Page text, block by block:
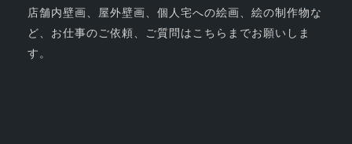
店舗内壁画、屋外壁画、個人宅への絵画、絵の制作物な
ど、お仕事のご依頼、ご質問はこちらまでお願いしま
す。